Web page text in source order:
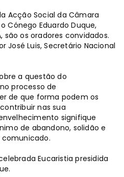
Acção Social da Câmara
Cónego Eduardo Duque,
são os oradores convidados.
José Luis, Secretário Nacional
a questão do
processo de
de que forma podem os
nas sua
signifique
de abandono, solidão e
comunicado.
Eucaristia presidida